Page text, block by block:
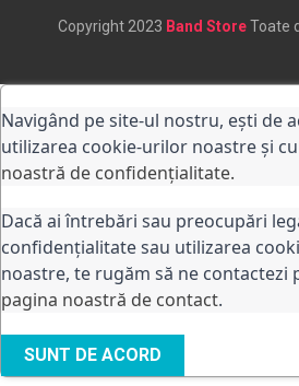
Copyright 2023 Band StoreToate
Navigând pe site-ul nostru, ești de
utilizarea cookie-urilor noastre și cu
noastră de confidențialitate.
Dacă ai întrebări sau preocupări
confidențialitate sau utilizarea
noastre, te rugăm să ne contactezi
pagina noastră de contact.
SUNT DE ACORD